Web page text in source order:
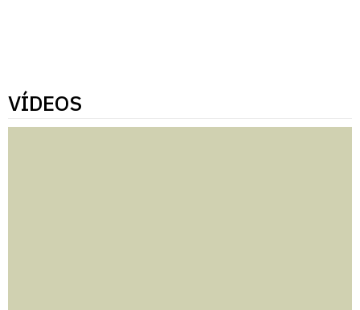
VÍDEOS